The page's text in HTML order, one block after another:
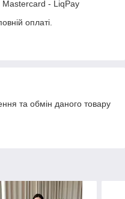
- LiqPay
оплаті.
та обмін даного товару